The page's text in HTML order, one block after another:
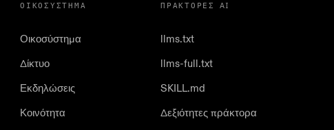
ΟΙΚΟΣΎΣΤΗΜΑ
Οικοσύστημα
Δίκτυο
Εκδηλώσεις
Κοινότητα
ΠΡΆΚΤΟΡΕΣ AI
llms.txt
llms-full.txt
SKILL.md
Δεξιότητες πράκτορα